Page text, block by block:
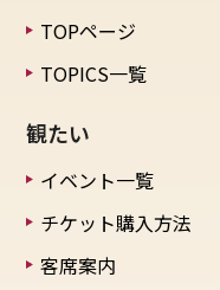
TOPページ
TOPICS一覧
観たい
イベント一覧
チケット購入方法
客席案内